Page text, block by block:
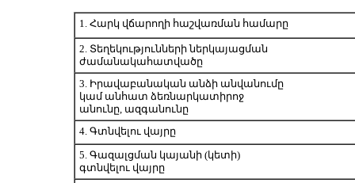
1. Հարկ վճարողի հաշվառման համարը
2. Տեղեկությունների ներկայացման
ժամանակահատվածը
3. Իրավաբանական անձի անվանումը
կամ անհատ ձեռնարկատիրոջ
անունը, ազգանունը
4. Գտնվելու վայրը
5. Գազալցման կայանի (կետի)
գտնվելու վայրը